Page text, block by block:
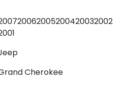
20062005200420032002
Cherokee